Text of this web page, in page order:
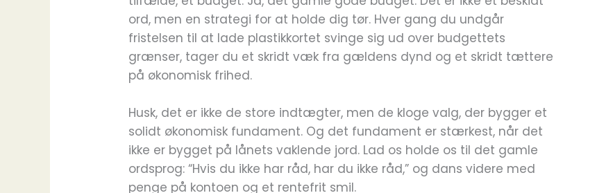
ord, men en strategi for at holde dig tør. Hver gang du undgår
fristelsen til at lade plastikkortet svinge sig ud over budgettets
grænser, tager du et skridt væk fra gældens dynd og et skridt tættere
på økonomisk frihed.
Husk, det er ikke de store indtægter, men de kloge valg, der bygger et
solidt økonomisk fundament. Og det fundament er stærkest, når det
ikke er bygget på lånets vaklende jord. Lad os holde os til det gamle
ordsprog: “Hvis du ikke har råd, har du ikke råd,” og dans videre med
penge på kontoen og et rentefrit smil.